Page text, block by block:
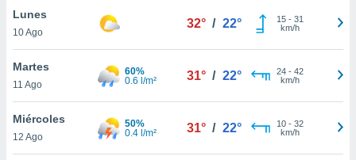
cookies
aceptar
Lunes
10 Ago
32° / 22° 15- 31
km/h
Martes
11 Ago
60%
0.6 l/m²
31° / 22° 24- 42
km/h
Miércoles
12 Ago
50%
0.4 l/m²
31° / 22° 10- 32
km/h